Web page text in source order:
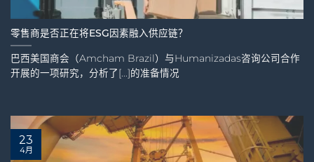
零售商是否正在将ESG因素融入供应链？
巴西美国商会（Amcham Brazil）与Humanizadas咨询公司合作
开展的一项研究，分析了[...]的准备情况
23
4月